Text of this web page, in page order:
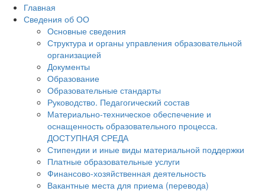
Главная
Сведения об ОО
Основные сведения
Структура и органы управления образовательной
организацией
Документы
Образование
Образовательные стандарты
Руководство. Педагогический состав
Материально-техническое обеспечение и
оснащенность образовательного процесса.
ДОСТУПНАЯ СРЕДА
Стипендии и иные виды материальной поддержки
Платные образовательные услуги
Финансово-хозяйственная деятельность
Вакантные места для приема (перевода)